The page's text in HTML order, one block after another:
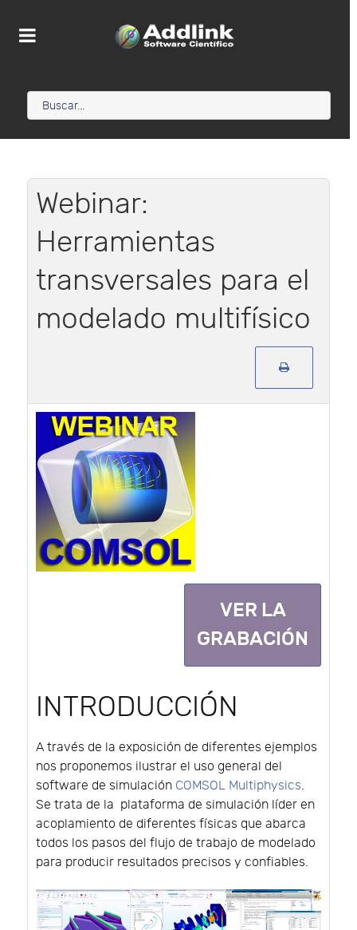
Webinar:
Herramientas
transversales para el
modelado multifísico
VER LA
GRABACIÓN
INTRODUCCIÓN
A través de la exposición de diferentes ejemplos
nos proponemos ilustrar el uso general del
software de simulación COMSOL Multiphysics.
Se trata de la plataforma de simulación líder en
acoplamiento de diferentes físicas que abarca
todos los pasos del flujo de trabajo de modelado
para producir resultados precisos y confiables.